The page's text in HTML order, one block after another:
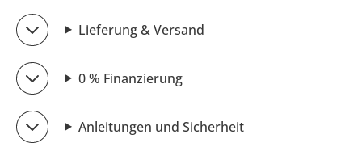
Lieferung & Versand
0 % Finanzierung
Anleitungen und Sicherheit